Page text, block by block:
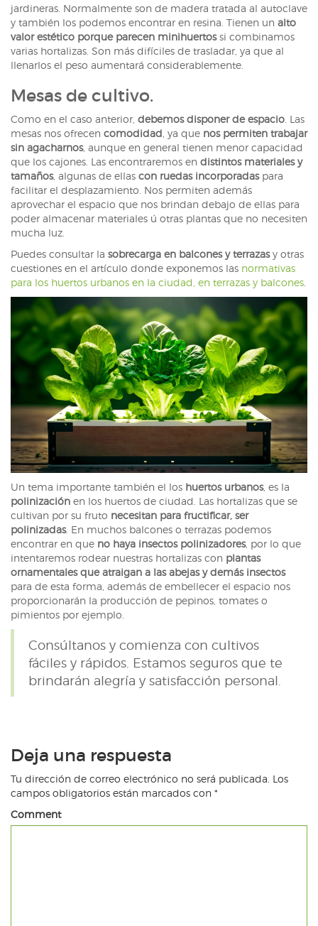
jardineras. Normalmente son de madera tratada al autoclave
y también los podemos encontrar en resina. Tienen un alto
valor estético porque parecen minihuertossi combinamos
varias hortalizas. Son más difíciles de trasladar, ya que al
llenarlos el peso aumentará considerablemente.
Mesas de cultivo.
Como en el caso anterior, debemos disponer de espacio . Las
mesas nos ofrecen comodidad , ya que nos permiten trabajar
sin agacharnos, aunque en general tienen menor capacidad
que los cajones. Las encontraremos en distintos materiales y
tamaños, algunas de ellas con ruedas incorporadaspara
facilitar el desplazamiento. Nos permiten además
aprovechar el espacio que nos brindan debajo de ellas para
poder almacenar materiales ú otras plantas que no necesiten
mucha luz.
Puedes consultar la sobrecarga en balcones y terrazasy otras
cuestiones en el artículo donde exponemos las normativas
para los huertos urbanos en la ciudad, en terrazas y balcones
Un tema importante también el los huertos urbanos, es la
polinización en los huertos de ciudad. Las hortalizas que se
cultivan por su fruto necesitan para fructificar, ser
polinizadas. En muchos balcones o terrazas podemos
encontrar en que no haya insectos polinizadores, por lo que
intentaremos rodear nuestras hortalizas con plantas
ornamentales que atraigan a las abejas y demás insectos
para de esta forma, además de embellecer el espacio nos
proporcionarán la producción de pepinos, tomates o
pimientos por ejemplo.
Consúltanos y comienza con cultivos
fáciles y rápidos. Estamos seguros que te
brindarán alegría y satisfacción personal.
Deja una respuesta
Tu dirección de correo electrónico no será publicada. Los
campos obligatorios están marcados con *
Comment